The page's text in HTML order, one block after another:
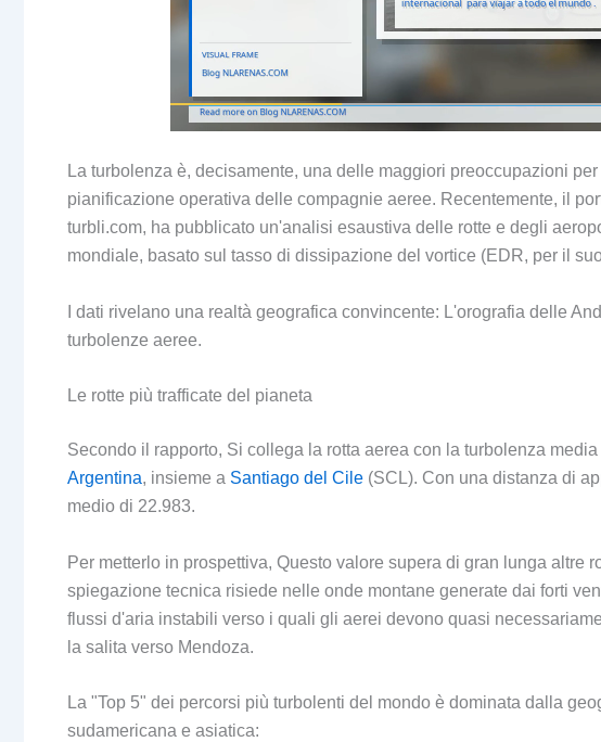
La turbolenza è, decisamente, una delle maggiori preoccupazioni
pianificazione operativa delle compagnie aeree. Recentemente, il
turbli.com, ha pubblicato un'analisi esaustiva delle rotte e degli
mondiale, basato sul tasso di dissipazione del vortice (EDR, per il
I dati rivelano una realtà geografica convincente: L'orografia delle
turbolenze aeree.
Le rotte più trafficate del pianeta
Secondo il rapporto, Si collega la rotta aerea con la turbolenza
Argentina, insieme a Santiago del Cile (SCL). Con una distanza di
medio di 22.983.
Per metterlo in prospettiva, Questo valore supera di gran lunga altre
spiegazione tecnica risiede nelle onde montane generate dai forti
flussi d'aria instabili verso i quali gli aerei devono quasi
la salita verso Mendoza.
La "Top 5" dei percorsi più turbolenti del mondo è dominata dalla
sudamericana e asiatica: